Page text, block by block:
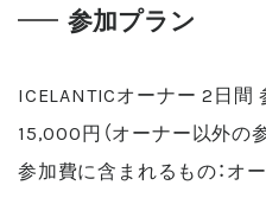
参加プラン
ICELANTICオーナー 2日間
15,000円（オーナー以外の
参加費に含まれるもの：オ